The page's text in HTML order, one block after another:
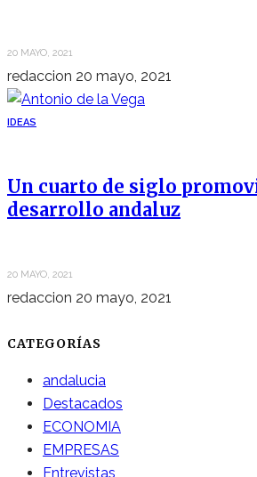
20 MAYO, 2021
redaccion 20 mayo, 2021
IDEAS
Un cuarto de siglo
desarrollo andaluz
20 MAYO, 2021
redaccion 20 mayo, 2021
CATEGORÍAS
andalucia
Destacados
ECONOMIA
EMPRESAS
Entrevistas